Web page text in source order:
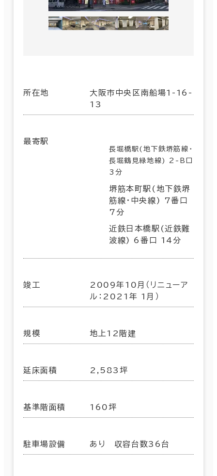
所在地
大阪市中央区南船場1-16-
13
最寄駅
長堀橋駅(地下鉄堺筋線･
長堀鶴見緑地線) 2-B口
3分
堺筋本町駅(地下鉄堺
筋線･中央線) 7番口
7分
近鉄日本橋駅(近鉄難
波線) 6番口 14分
竣工
2009年10月（リニューア
ル：2021年 1月）
規模 地上12階建
延床面積 2,583坪
基準階面積 160坪
駐車場設備 あり 収容台数36台